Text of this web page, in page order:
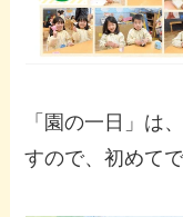
「園の一日」は
すので、初めて